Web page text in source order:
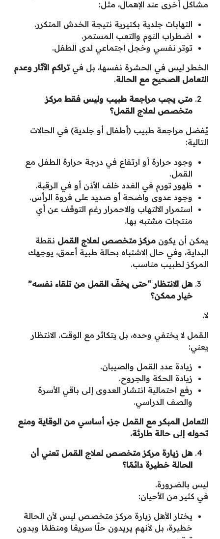
مشاكل أخرى عند الإهمال، مثل:
التهابات جلدية بكتيرية نتيجة الخدش المتكرر.
اضطراب النوم والتعب المستمر.
توتر نفسي وخجل اجتماعي لدى الطفل.
الخطر ليس في الحشرة نفسها، بل فيتراكم الآثار وعدم
التعامل الصحيح مع الحالة.
متى يجب مراجعة طبيب وليس فقط مركز
متخصص لعلاج القمل؟
يُفضل مراجعة طبيب (أطفال أو جلدية) في الحالات
التالية:
وجود حرارة أو ارتفاع في درجة حرارة الطفل مع
القمل.
ظهور تورم في الغدد خلف الأذن أو في الرقبة.
وجود عدوى واضحة أو صديد على فروة الرأس.
استمرار الالتهاب والاحمرار رغم التوقف عن أي
منتجات مشتبه بها.
يمكن أن يكون مركز متخصص لعلاج القمل نقطة
البداية، وفي حال الاشتباه بحالة طبية أعمق، يوجهك
المركز لطبيب مناسب.
هل الانتظار “حتى يخفّ القمل من تلقاء نفسه”
خيار ممكن؟
لا.
القمل لا يختفي وحده، بل يتكاثر مع الوقت. الانتظار
يعني:
زيادة عدد القمل والصيبان.
زيادة الحكة والجروح.
رفع احتمالية انتشار العدوى إلى باقي الأسرة
والصف الدراسي.
التعامل المبكر مع القمل جزء أساسي من الوقاية ومنع
تحوله إلى حالة طارئة.
هل زيارة مركز متخصص لعلاج القمل تعني أن
الحالة خطيرة دائمًا؟
ليس بالضرورة.
في كثير من الأحيان:
يختار الأهل زيارة مركز متخصص ليس لأن الحالة
خطيرة، بل لأنهم يريدون حلًا سريعًا ومنظمًا وبدون